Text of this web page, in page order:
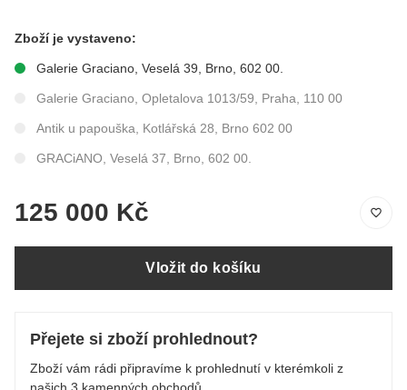
Zboží je vystaveno:
Galerie Graciano, Veselá 39, Brno, 602 00.
Galerie Graciano, Opletalova 1013/59, Praha, 110 00
Antik u papouška, Kotlářská 28, Brno 602 00
GRACiANO, Veselá 37, Brno, 602 00.
125 000 Kč
Vložit do košíku
Přejete si zboží prohlednout?
Zboží vám rádi připravíme k prohlednutí v kterémkoli z